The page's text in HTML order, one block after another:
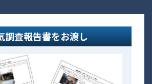
調査報告書をお渡し